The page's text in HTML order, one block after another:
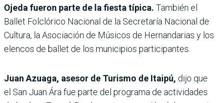
Ojeda fueron parte de la fiesta típica. También el
Ballet Folclórico Nacional de la Secretaría Nacional de
Cultura, la Asociación de Músicos de Hernandarias y los
elencos de ballet de los municipios participantes.
Juan Azuaga, asesor de Turismo de Itaipú, dijo que
el San Juan Ára fue parte del programa de actividades